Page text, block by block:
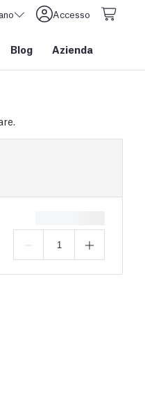
Accesso
Blog Azienda